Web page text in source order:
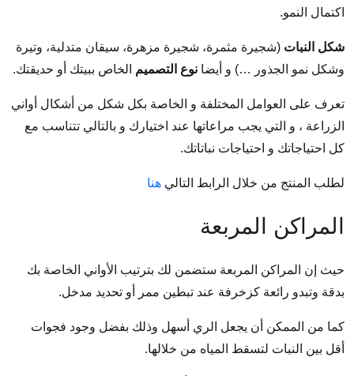
اكتمال النمو.
شكل النبات (شجيرة مثمرة، شجيرة مزهرة، سيقان متدلية، وتيرة
وشكل نمو الجذور …) و أيضا نوع التصميم الخاص ببيتك أو حديقتك.
تعرف على العوامل المختلفة و الخاصة بكل شكل من أشكال أواني
الزراعة ، و التي يجب مراعاتها عند اختيارك و بالتالي تتناسب مع
كل احتياجاتك و احتياجات نباتاتك.
لطلب المنتج من خلال الرابط التالي هنا
المراكن المربعة
حيث إن المراكن المربعة ستضمن لك بترتيب الأواني الخاصة بك
بدقة وتبدو رائعة كزخرفة عند تبطين ممر أو تحديد مدخل.
كما من الممكن أن يجعل الري أسهل وذلك بفضل وجود فجوات
أقل بين النبات لتسقط المياه من خلالها.